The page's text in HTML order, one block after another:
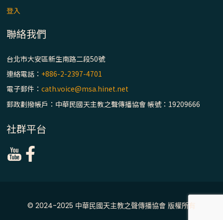
【信仰之旅】第七集：「罪的啟示」—黃錦
文神父
「禧年 來~」第十三集：論《在希望中得救》
通諭中的「希望」 / 台南中華聖母主教座堂
登入
聯絡我們
台北市大安區新生南路二段50號
連絡電話： +886-2-2397-4701
電子郵件：cath.voice@msa.hinet.net
郵政劃撥帳戶：中華民國天主教之聲傳播協會 帳號：19209666
社群平台
© 2024-2025 中華民國天主教之聲傳播協會 版權所有